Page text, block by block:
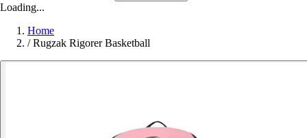
Loading...
Home
/ Rugzak Rigorer Basketball